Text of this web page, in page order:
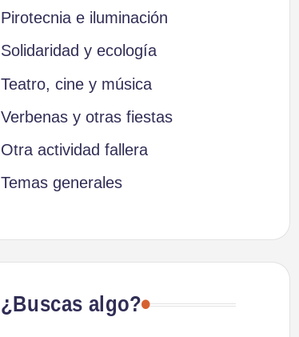
Pirotecnia e iluminación
Solidaridad y ecología
Teatro, cine y música
Verbenas y otras fiestas
Otra actividad fallera
Temas generales
¿Buscas algo?